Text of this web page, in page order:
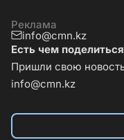
Реклама
info@cmn.kz
Есть чем
Пришли свою
info@cmn.kz